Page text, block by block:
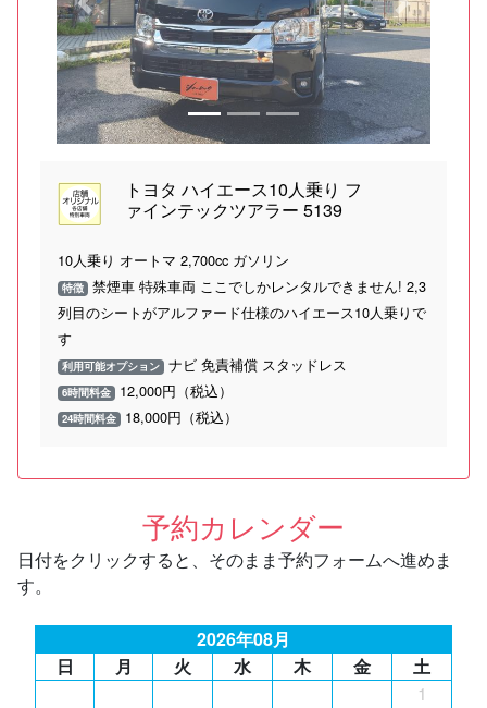
Previous Next
トヨタ ハイエース10人乗り フ
ァインテックツアラー 5139
10人乗り オートマ 2,700cc ガソリン
特徴 禁煙車 特殊車両 ここでしかレンタルできません! 2,3
列目のシートがアルファード仕様のハイエース10人乗りで
す
利用可能オプション ナビ 免責補償 スタッドレス
6時間料金 12,000円（税込）
24時間料金 18,000円（税込）
予約カレンダー
日付をクリックすると、そのまま予約フォームへ進めま
す。
2026年08月
日
月 火 水 木 金
土
1